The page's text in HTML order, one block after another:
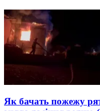
Як бачать пожежу